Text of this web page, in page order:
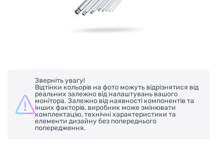
Зверніть увагу!
Відтінки кольорів на фото можуть відрізнятися від
реальних залежно від налаштувань вашого
монітора. Залежно від наявності компонентів та
інших факторів, виробник може змінювати
комплектацію, технічні характеристики та
елементи дизайну без попереднього
попередження.